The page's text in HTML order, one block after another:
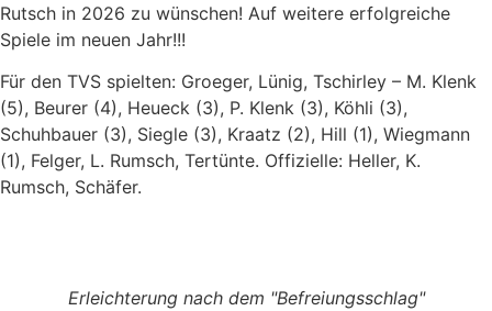
Rutsch in 2026 zu wünschen! Auf weitere erfolgreiche
Spiele im neuen Jahr!!!
Für den TVS spielten: Groeger, Lünig, Tschirley – M. Klenk
(5), Beurer (4), Heueck (3), P. Klenk (3), Köhli (3),
Schuhbauer (3), Siegle (3), Kraatz (2), Hill (1), Wiegmann
(1), Felger, L. Rumsch, Tertünte. Offizielle: Heller, K.
Rumsch, Schäfer.
Erleichterung nach dem "Befreiungsschlag"